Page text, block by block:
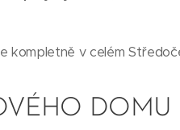
kompletně v celém
DOMU